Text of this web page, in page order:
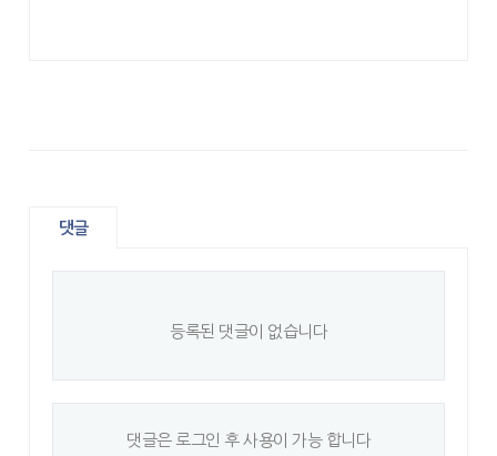
댓글
등록된 댓글이 없습니다
댓글은 로그인 후 사용이 가능 합니다